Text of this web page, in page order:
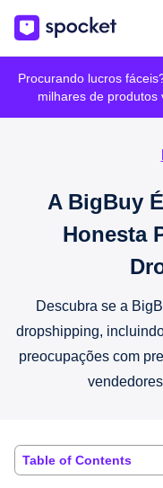
Procurando lucros
milhares de produtos
A BigBuy
Honesta
Descubra se a
dropshipping,
preocupações com
Table of Contents